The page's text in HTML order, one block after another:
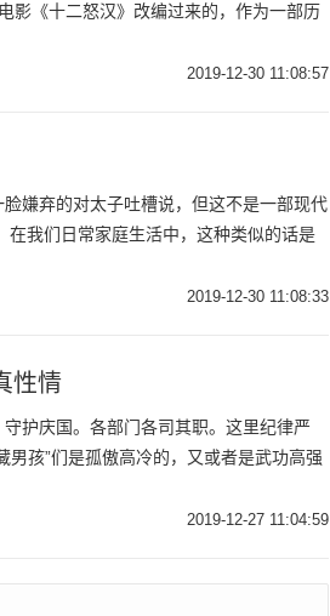
影《十二怒汉》改编过来的，作为一部历
2019-12-30 11:08:57
嫌弃的对太子吐槽说，但这不是一部现代
我们日常家庭生活中，这种类似的话是
2019-12-30 11:08:33
性情
护庆国。各部门各司其职。这里纪律严
男孩”们是孤傲高冷的，又或者是武功高强
2019-12-27 11:04:59